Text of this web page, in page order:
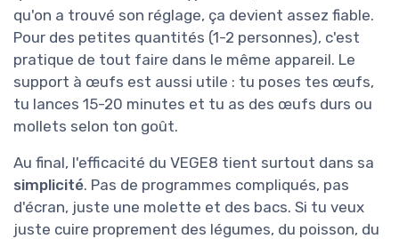
qu'on a trouvé son réglage, ça devient assez fiable.
Pour des petites quantités (1-2 personnes), c'est
pratique de tout faire dans le même appareil. Le
support à œufs est aussi utile : tu poses tes œufs,
tu lances 15-20 minutes et tu as des œufs durs ou
mollets selon ton goût.
Au final, l'efficacité du VEGE8 tient surtout dans sa
simplicité. Pas de programmes compliqués, pas
d'écran, juste une molette et des bacs. Si tu veux
juste cuire proprement des légumes, du poisson, du